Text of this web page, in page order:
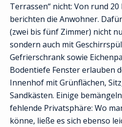
Terrassen“ nicht: Von rund
berichten die Anwohner.
(zwei bis fünf Zimmer) nicht
sondern auch mit
Gefrierschrank sowie
Bodentiefe Fenster erlauben
Innenhof mit Grünflächen,
Sandkästen. Einige
fehlende Privatsphäre: Wo
könne, ließe es sich ebenso